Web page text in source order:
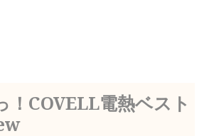
！COVELL電熱ベスト